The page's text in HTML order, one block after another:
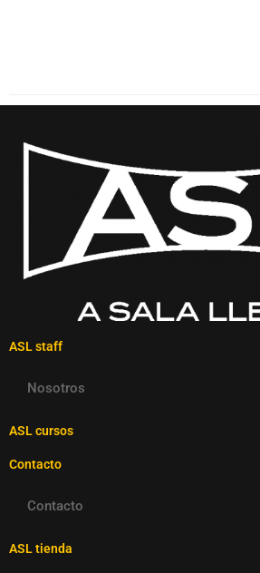
ASL staff
Nosotros
ASL cursos
Contacto
Contacto
ASL tienda